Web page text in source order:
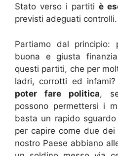
Stato verso i partiti è
previsti adeguati controlli.
Partiamo dal principio:
buona e giusta
questi partiti, che per
ladri, corrotti ed infami?
poter fare politica,
possono permettersi i
basta un rapido sguardo
per capire come due
nostro Paese abbiano